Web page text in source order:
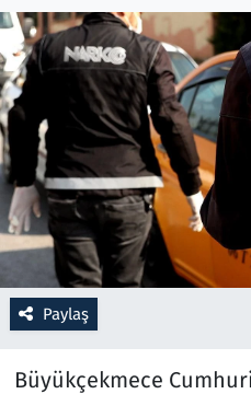
Paylaş
Büyükçekmece
Oyun
Ramazan
Resmi İlanlar
Rüya Tabirleri
Sağlık
Savunma Sanayi